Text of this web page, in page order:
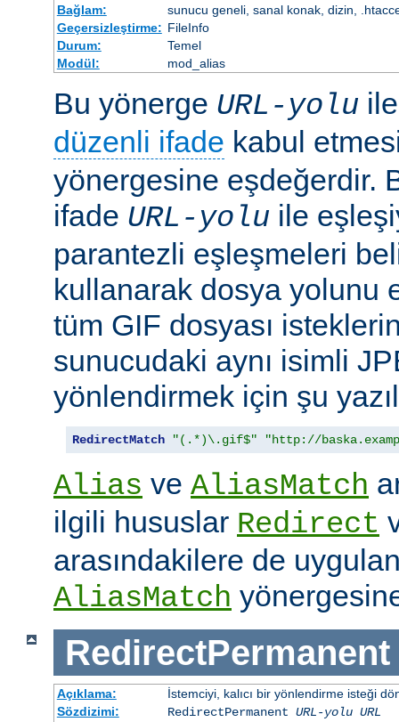
Bağlam:
sunucu geneli, sanal konak, dizin,
Geçersizleştirme: FileInfo
Durum:
Temel
Modül:
mod_alias
Bu yönerge URL-yolu
düzenli ifade kabul
yönergesine eşdeğerdir.
ifade URL-yolu ile
parantezli eşleşmeleri
kullanarak dosya yolunu
tüm GIF dosyası
sunucudaki aynı isimli
yönlendirmek için şu
RedirectMatch "(.*)\.gif$" "http://
Alias ve AliasMatch
ilgili hususlar Redirect
arasındakilere de
AliasMatch
RedirectPermanent
Açıklama:
İstemciyi, kalıcı bir yönlendirme isteği
Sözdizimi:
RedirectPermanent URL-yolu URL